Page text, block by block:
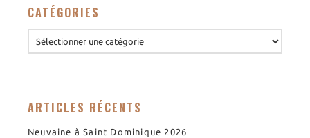
CATÉGORIES
ARTICLES RÉCENTS
Neuvaine à Saint Dominique 2026